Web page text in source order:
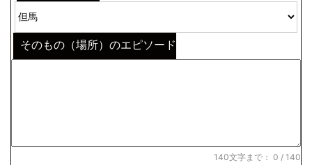
そのもの（場所）のエピソード
140文字まで： 0 / 140